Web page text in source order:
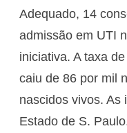
Adequado, 14
admissão em UTI
iniciativa. A taxa
caiu de 86 por mil
nascidos vivos. As
Estado de S.